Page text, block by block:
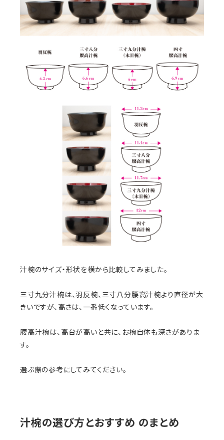
汁椀のサイズ・形状を横から比較してみました。
三寸九分汁椀は、羽反椀、三寸八分腰高汁椀より直径が大
きいですが、高さは、一番低くなっています。
腰高汁椀は、高台が高いと共に、お椀自体も深さがありま
す。
選ぶ際の参考にしてみてください。
汁椀の選び方とおすすめ のまとめ